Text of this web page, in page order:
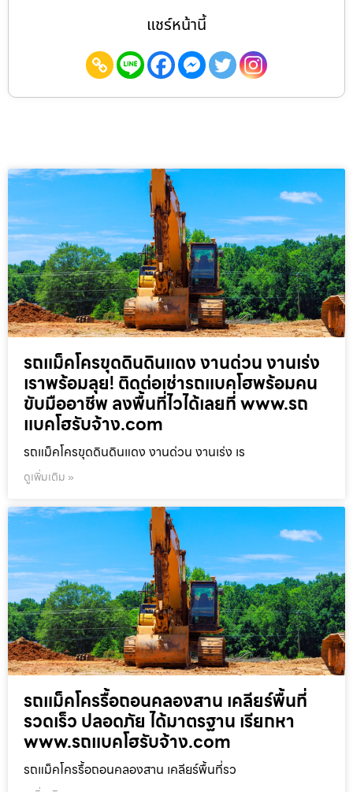
แชร์หน้านี้
รถแม็คโครขุดดินดินแดง งานด่วน งานเร่ง
เราพร้อมลุย! ติดต่อเช่ารถแบคโฮพร้อมคน
ขับมืออาชีพ ลงพื้นที่ไวได้เลยที่ www.รถ
แบคโฮรับจ้าง.com
รถแม็คโครขุดดินดินแดง งานด่วน งานเร่ง เร
ดูเพิ่มเติม »
รถแม็คโครรื้อถอนคลองสาน เคลียร์พื้นที่
รวดเร็ว ปลอดภัย ได้มาตรฐาน เรียกหา
www.รถแบคโฮรับจ้าง.com
รถแม็คโครรื้อถอนคลองสาน เคลียร์พื้นที่รว